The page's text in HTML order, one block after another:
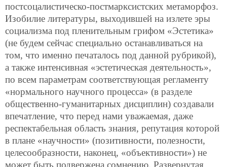
постсоцалистическо-постмарксистских метаморфоз.
Изобилие литературы, выходившей на излете эры
социализма под пленительным грифом «Эстетика»
(не будем сейчас специально останавливаться на
том, что именно печаталось под данной рубрикой),
а также интенсивная «эстетическая деятельность»,
по всем параметрам соответствующая регламенту
«нормального научного процесса» (в разделе
общественно-гуманитарных дисциплин) создавали
впечатление, что перед нами уважаемая, даже
респектабельная область знания, репутация которой
в плане «научности» (позитивности, полезности,
целесообразности, наконец, «объективности») не
может быть подвержена сомнению. Развернутая